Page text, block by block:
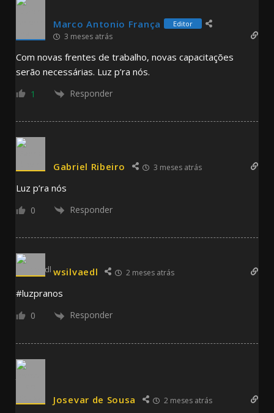
Marco Antonio França Editor
3 meses atrás
Com novas frentes de trabalho, novas capacitações
serão necessárias. Luz p’ra nós.
1 Responder
Gabriel Ribeiro 3 meses atrás
Luz p’ra nós
0 Responder
wsilvaedl 2 meses atrás
#luzpranos
0 Responder
Josevar de Sousa 2 meses atrás